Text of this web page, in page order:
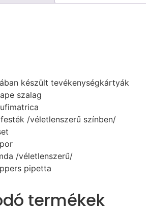
készült tevékenységkártyák
szalag
/véletlenszerű színben/
/véletlenszerű/
pipetta
termékek